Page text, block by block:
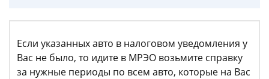
Если указанных авто в налоговом уведомления у
Вас не было, то идите в МРЭО возьмите справку
за нужные периоды по всем авто, которые на Вас